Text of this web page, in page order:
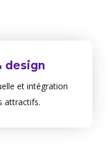
design
et intégration
attractifs.